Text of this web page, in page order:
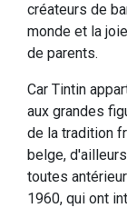
créateurs de
monde et la
de parents.
Car Tintin
aux grandes
de la tradition
belge, d'ailleurs
toutes
1960, qui ont